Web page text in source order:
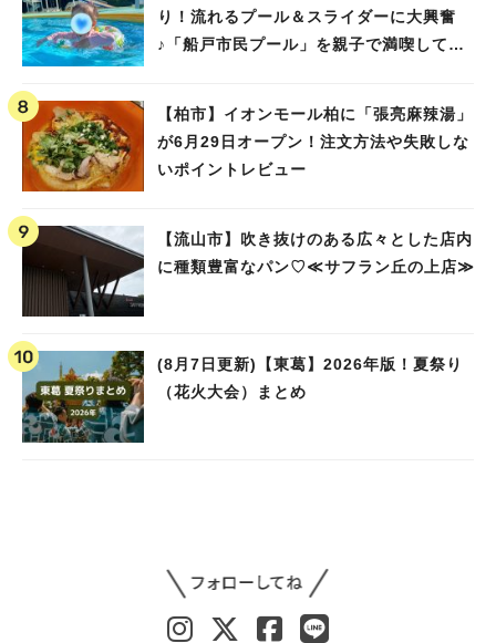
り！流れるプール＆スライダーに大興奮
♪「船戸市民プール」を親子で満喫してき
【柏市】イオンモール柏に「張亮麻辣湯」
が6月29日オープン！注文方法や失敗しな
いポイントレビュー
【流山市】吹き抜けのある広々とした店内
に種類豊富なパン♡≪サフラン丘の上店≫
(8月7日更新)【東葛】2026年版！夏祭り
（花火大会）まとめ